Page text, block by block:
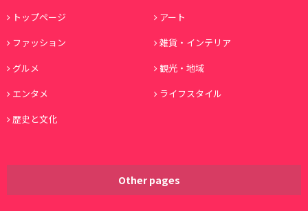
トップページ
アート
ファッション
雑貨・インテリア
グルメ
観光・地域
エンタメ
ライフスタイル
歴史と文化
Other pages